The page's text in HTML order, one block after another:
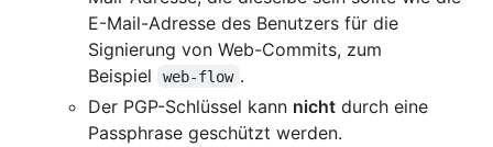
E-Mail-Adresse des Benutzers für die
Signierung von Web-Commits, zum
Beispiel
web-flow .
Der PGP-Schlüssel kann nicht durch eine
Passphrase geschützt werden.